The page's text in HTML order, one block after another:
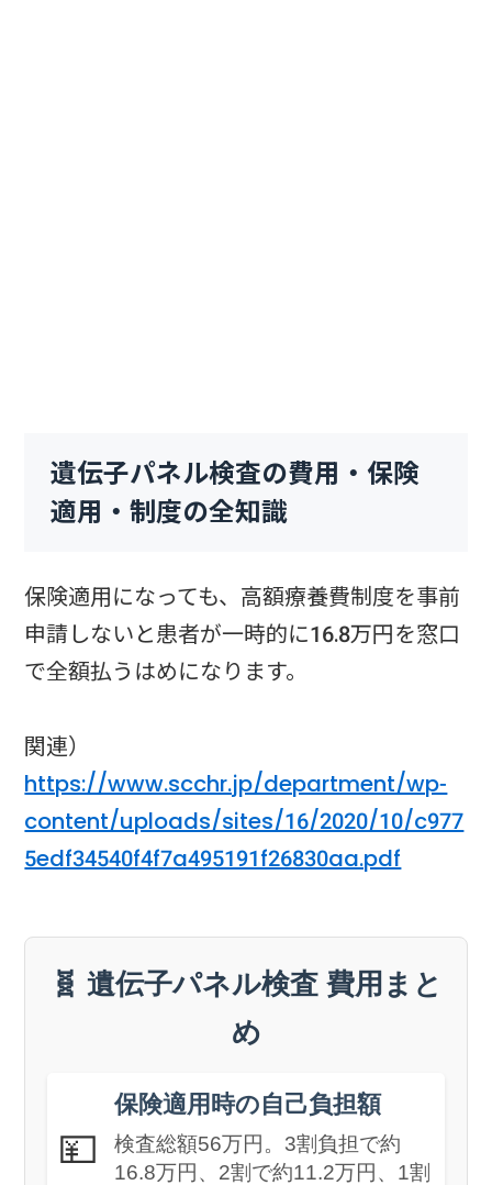
遺伝子パネル検査の費用・保険
適用・制度の全知識
保険適用になっても、高額療養費制度を事前
申請しないと患者が一時的に16.8万円を窓口
で全額払うはめになります。
関連）
https://www.scchr.jp/department/wp-
content/uploads/sites/16/2020/10/c977
5edf34540f4f7a495191f26830aa.pdf
🧬 遺伝子パネル検査 費用まと
め
💴
保険適用時の自己負担額
検査総額56万円。3割負担で約
16.8万円、2割で約11.2万円、1割